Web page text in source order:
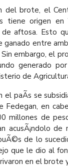
del brote, el
tiene origen en
de aftosa. Esto
ganado entre
embargo, el
generado
de
el paÃ­s se
Fedegan, en
millones de
acusÃ¡ndolo
de lo
que le dio al
en el brote